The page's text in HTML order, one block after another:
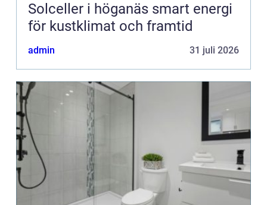
Solceller i höganäs smart energi
för kustklimat och framtid
admin 31 juli 2026